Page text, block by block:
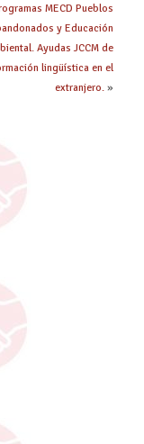
MECD Pueblos
y Educación
Ayudas JCCM de
lingüística en el
extranjero.»